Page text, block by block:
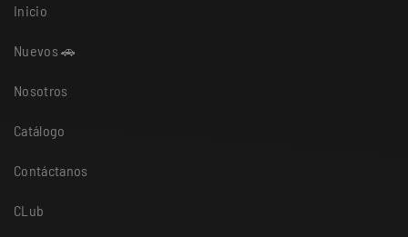
Inicio
Nuevos 🚗
Nosotros
Catálogo
Contáctanos
CLub